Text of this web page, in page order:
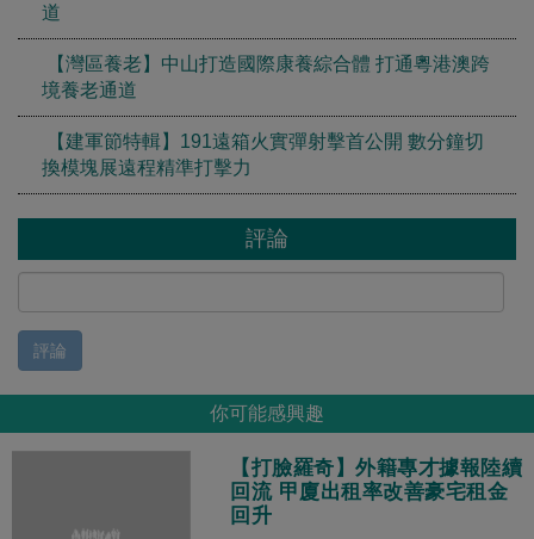
道
【灣區養老】中山打造國際康養綜合體 打通粵港澳跨
境養老通道
【建軍節特輯】191遠箱火實彈射擊首公開 數分鐘切
換模塊展遠程精準打擊力
評論
評論
你可能感興趣
【打臉羅奇】外籍專才據報陸續
回流 甲廈出租率改善豪宅租金
回升